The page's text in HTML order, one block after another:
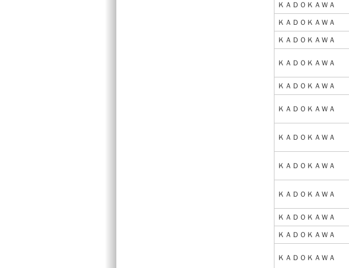
ＫＡＤＯＫＡＷＡ
ＫＡＤＯＫＡＷＡ
ＫＡＤＯＫＡＷＡ
ＫＡＤＯＫＡＷＡ
ＫＡＤＯＫＡＷＡ
ＫＡＤＯＫＡＷＡ
ＫＡＤＯＫＡＷＡ
ＫＡＤＯＫＡＷＡ
ＫＡＤＯＫＡＷＡ
ＫＡＤＯＫＡＷＡ
ＫＡＤＯＫＡＷＡ
ＫＡＤＯＫＡＷＡ